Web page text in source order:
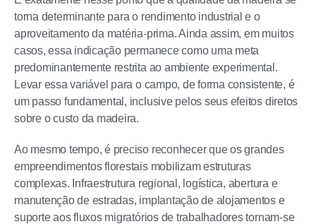
torna determinante para o rendimento industrial e o
aproveitamento da matéria-prima. Ainda assim, em muitos
casos, essa indicação permanece como uma meta
predominantemente restrita ao ambiente experimental.
Levar essa variável para o campo, de forma consistente, é
um passo fundamental, inclusive pelos seus efeitos diretos
sobre o custo da madeira.
Ao mesmo tempo, é preciso reconhecer que os grandes
empreendimentos florestais mobilizam estruturas
complexas. Infraestrutura regional, logística, abertura e
manutenção de estradas, implantação de alojamentos e
suporte aos fluxos migratórios de trabalhadores tornam-se